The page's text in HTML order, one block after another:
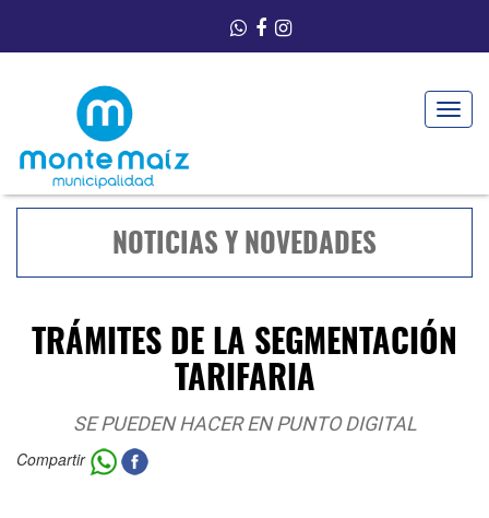
Toggle
NOTICIAS Y NOVEDADES
TRÁMITES DE LA SEGMENTACIÓN
TARIFARIA
SE PUEDEN HACER EN PUNTO DIGITAL
Compartir